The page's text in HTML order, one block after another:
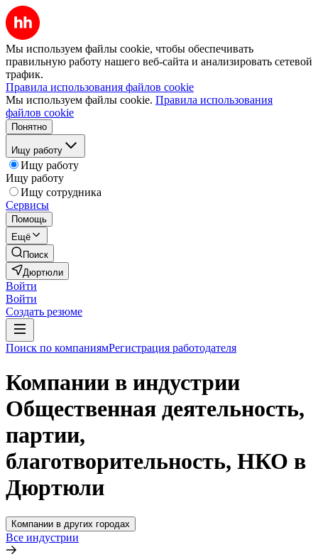
Мы используем файлы cookie, чтобы обеспечивать
правильную работу нашего веб-сайта и анализировать сетевой
трафик.
Правила использования файлов cookie
Мы используем файлы cookie. Правила использования
файлов cookie
Понятно
Ищу работу
Ищу работу
Ищу работу
Ищу сотрудника
Сервисы
Помощь
Ещё
Поиск
Дюртюли
Войти
Войти
Создать резюме
Поиск по компаниямРегистрация работодателя
Компании в индустрии
Общественная деятельность,
партии,
благотворительность, НКО в
Дюртюли
Компании в других городах
Все индустрии